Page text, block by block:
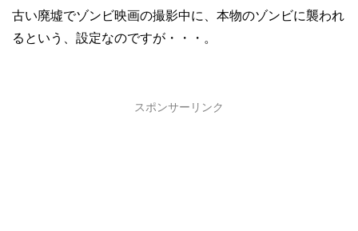
古い廃墟でゾンビ映画の撮影中に、本物のゾンビに襲われ
るという、設定なのですが・・・。
スポンサーリンク